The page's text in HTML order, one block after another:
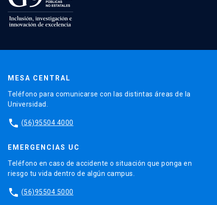
MESA CENTRAL
Teléfono para comunicarse con las distintas áreas de la
Universidad.
phone (56)95504 4000
EMERGENCIAS UC
Teléfono en caso de accidente o situación que ponga en
riesgo tu vida dentro de algún campus.
phone (56)95504 5000